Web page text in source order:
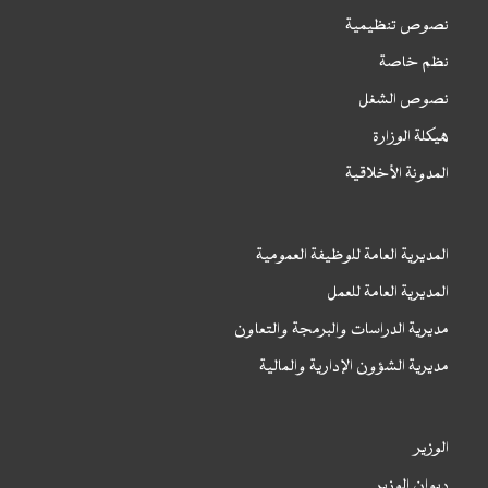
نصوص تنظيمية
نظم خاصة
نصوص الشغل
هيكلة الوزارة
المدونة الأخلاقية
المديرية العامة للوظيفة العمومية
المديرية العامة للعمل
مديرية الدراسات والبرمجة والتعاون
مديرية الشؤون الإدارية والمالية
الوزير